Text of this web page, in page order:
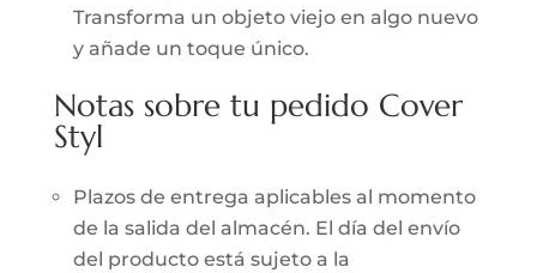
Transforma un objeto viejo en algo nuevo
y añade un toque único.
Notas sobre tu pedido Cover
Styl
Plazos de entrega aplicables al momento
de la salida del almacén. El día del envío
del producto está sujeto a la